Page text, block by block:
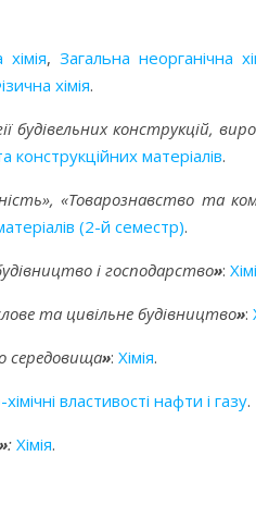
, Загальна неорганічна
хімія.
будівельних конструкцій,
матеріалів.
«Товарознавство та
(2-й семестр).
і господарство»:
та цивільне будівництво»:
середовища»: Хімія.
властивості нафти і газу.
»: Хімія.